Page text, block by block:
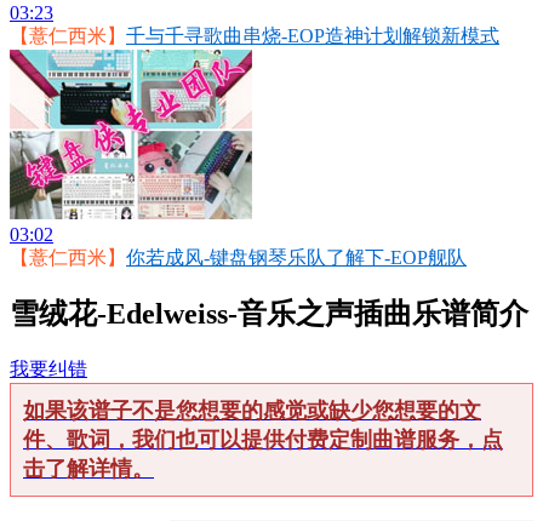
03:23
【薏仁西米】 千与千寻歌曲串烧-EOP造神计划解锁新模式
03:02
【薏仁西米】 你若成风-键盘钢琴乐队了解下-EOP舰队
雪绒花-Edelweiss-音乐之声插曲乐谱简介
我要纠错
如果该谱子不是您想要的感觉或缺少您想要的文
件、歌词，我们也可以提供付费定制曲谱服务，点
击了解详情。